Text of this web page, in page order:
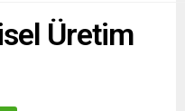
Üretim